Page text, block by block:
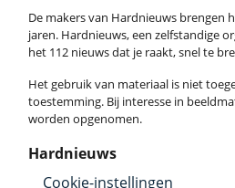
De makers van Hardnieuws brengen
jaren. Hardnieuws, een zelfstandige
het 112 nieuws dat je raakt, snel te
Het gebruik van materiaal is niet
toestemming. Bij interesse in
worden opgenomen.
Hardnieuws
Cookie-instellingen